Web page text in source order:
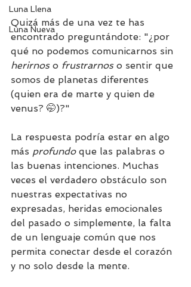
Luna Llena
Luna Nueva
Quizá más de una vez te has
encontrado preguntándote: "¿por
qué no podemos comunicarnos sin
herirnos o frustrarnos o sentir que
somos de planetas diferentes
(quien era de marte y quien de
venus? 🤭)?"
La respuesta podría estar en algo
más profundo que las palabras o
las buenas intenciones. Muchas
veces el verdadero obstáculo son
nuestras expectativas no
expresadas, heridas emocionales
del pasado o simplemente, la falta
de un lenguaje común que nos
permita conectar desde el corazón
y no solo desde la mente.